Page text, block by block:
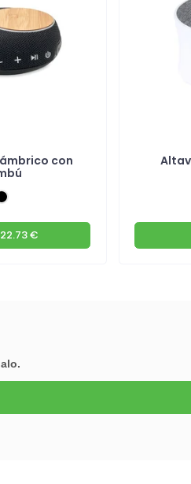
con
22.73 €